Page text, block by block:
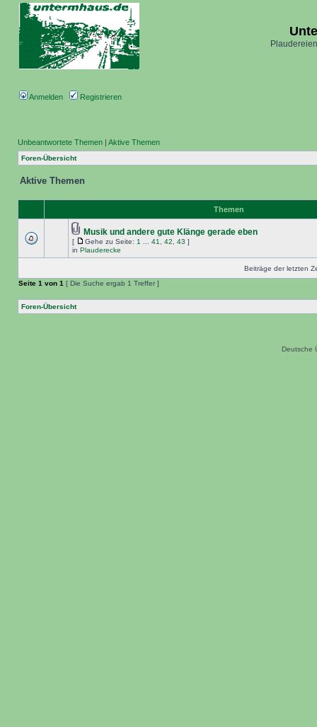
Anmelden Registrieren
Unbeantwortete Themen | Aktive Themen
Foren-Übersicht
Aktive Themen
Themen
Musik und andere gute Klänge gerade eben
[ Gehe zu Seite: 1 41 42 43 ]
in Plauderecke
Beiträge der letzten
Seite 1 von 1 [ Die Suche ergab 1 Treffer ]
Foren-Übersicht
Deutsche